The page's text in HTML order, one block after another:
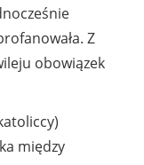
Z
obowiązek
między